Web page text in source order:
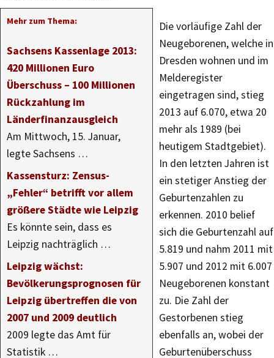
Mehr zum Thema:
Sachsens Kassenlage 2013:
420 Millionen Euro
Überschuss – 100 Millionen
Rückzahlung im
Länderfinanzausgleich
Am Mittwoch, 15. Januar,
legte Sachsens …
Kassensturz: Zensus-
„Fehler“ betrifft vor allem
größere Städte wie Leipzig
Es könnte sein, dass es
Leipzig nachträglich …
Leipzig wächst:
Bevölkerungsprognosen für
Leipzig übertreffen die von
2007 und 2009 deutlich
2009 legte das Amt für
Statistik …
Die vorläufige Zahl der
Neugeborenen, welche in
Dresden wohnen und im
Melderegister
eingetragen sind, stieg
2013 auf 6.070, etwa 20
mehr als 1989 (bei
heutigem Stadtgebiet).
In den letzten Jahren ist
ein stetiger Anstieg der
Geburtenzahlen zu
erkennen. 2010 belief
sich die Geburtenzahl auf
5.819 und nahm 2011 mit
5.907 und 2012 mit 6.007
Neugeborenen konstant
zu. Die Zahl der
Gestorbenen stieg
ebenfalls an, wobei der
Geburtenüberschuss